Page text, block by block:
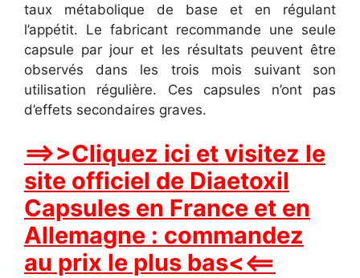
taux métabolique de base et en régulant
l’appétit. Le fabricant recommande une seule
capsule par jour et les résultats peuvent être
observés dans les trois mois suivant son
utilisation régulière. Ces capsules n’ont pas
d’effets secondaires graves.
==>>Cliquez ici et visitez le
site officiel de Diaetoxil
Capsules en France et en
Allemagne : commandez
au prix le plus bas<<==